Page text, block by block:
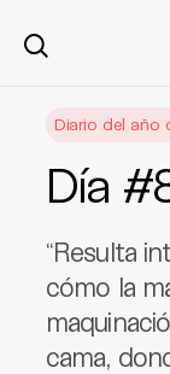
Diario del año
Día
“Resulta
cómo la
cama,